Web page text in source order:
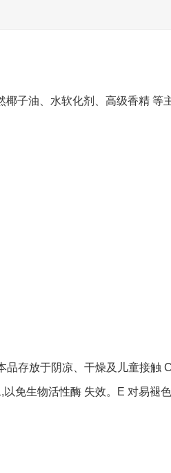
子油、水软化剂、高级香精 等
品存放于阴凉、干燥及儿童接触
免生物活性酶 失效。E 对易褪